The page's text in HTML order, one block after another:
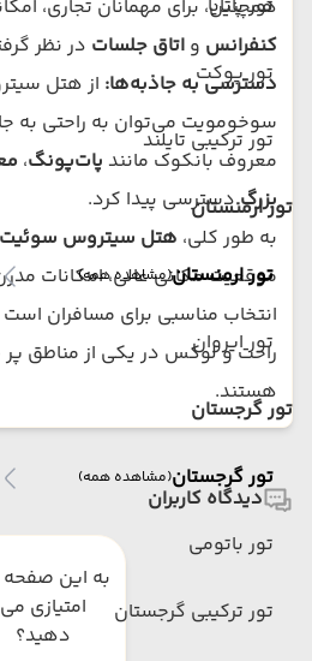
تور پاتایا
تور پوکت
تور ترکیبی تایلند
تور ارمنستان
تور ارمنستان(مشاهده همه)
تور ایروان
تور گرجستان
تور گرجستان(مشاهده همه)
تور باتومی
تور ترکیبی گرجستان
همچنین، برای مهمانان تجاری،
کنفرانس و اتاق جلسات در نظر
دسترسی به جاذبه‌ها: از هتل
سوخومویت می‌توان به راحتی به
معروف بانکوک مانند پات‌پونگ،
بزرگدسترسی پیدا کرد.
به طور کلی، هتل سیتروس
موقعیت مکانی عالی، امکانات
انتخاب مناسبی برای مسافران است
راحت و لوکس در یکی از مناطق
هستند.
دیدگاه کاربران
به این
امتیازی می
دهید؟